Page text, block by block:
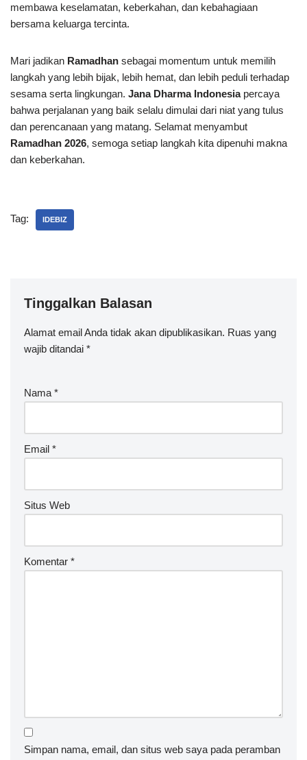
membawa keselamatan, keberkahan, dan kebahagiaan
bersama keluarga tercinta.
Mari jadikan Ramadhan sebagai momentum untuk memilih
langkah yang lebih bijak, lebih hemat, dan lebih peduli terhadap
sesama serta lingkungan. Jana Dharma Indonesiapercaya
bahwa perjalanan yang baik selalu dimulai dari niat yang tulus
dan perencanaan yang matang. Selamat menyambut
Ramadhan 2026, semoga setiap langkah kita dipenuhi makna
dan keberkahan.
Tag: IDEBIZ
Tinggalkan Balasan
Alamat email Anda tidak akan dipublikasikan. Ruas yang
wajib ditandai *
Nama *
Email *
Situs Web
Komentar *
Simpan nama, email, dan situs web saya pada peramban